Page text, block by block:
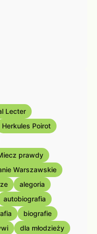
Lecter
Herkules Poirot
prawdy
Warszawskie
alegoria
autobiografia
biografie
dla młodzieży